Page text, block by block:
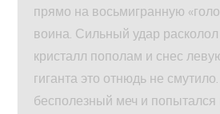
прямо на восьмигранную
воина. Сильный удар расколол
кристалл пополам и снес
гиганта это отнюдь не
бесполезный меч и попытался